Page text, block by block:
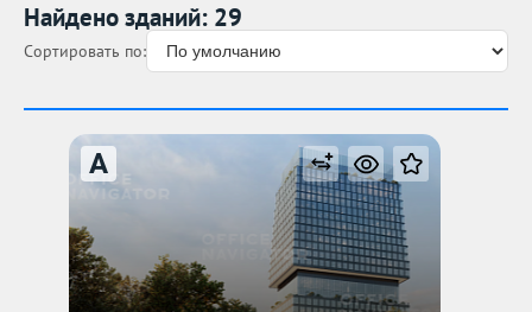
Найдено зданий: 29
Сортировать по:
A